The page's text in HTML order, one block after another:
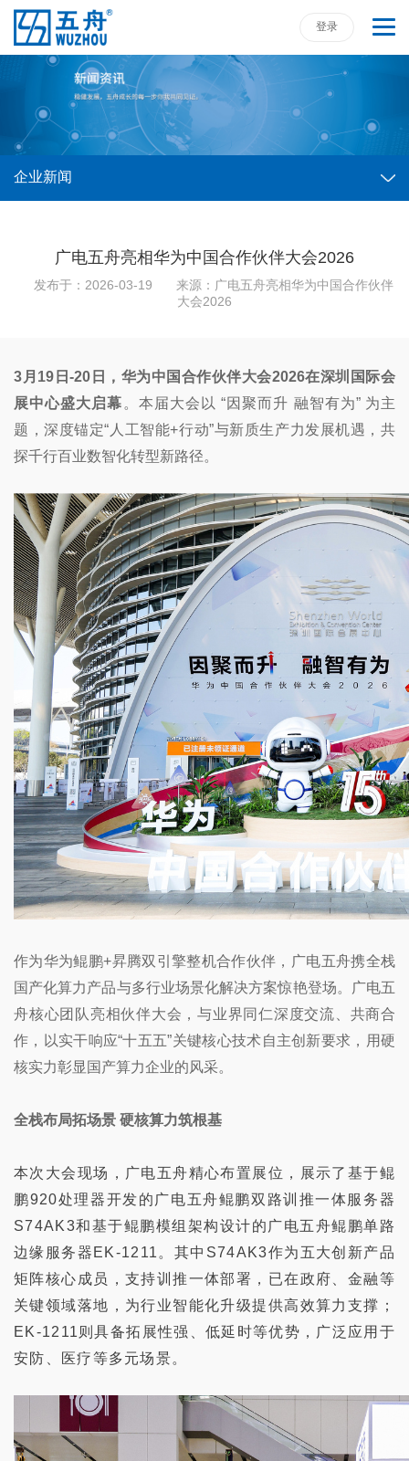
登录
企业新闻
广电五舟亮相华为中国合作伙伴大会2026
发布于：2026-03-19 来源： 广电五舟亮相华为中国合作伙伴
大会2026
3月19日-20日，华为中国合作伙伴大会2026在深圳国际会
展中心盛大启幕。本届大会以 “因聚而升 融智有为” 为主
题，深度锚定“人工智能+行动”与新质生产力发展机遇，共
探千行百业数智化转型新路径。
作为华为鲲鹏+昇腾双引擎整机合作伙伴，广电五舟携全栈
国产化算力产品与多行业场景化解决方案惊艳登场。 广电五
舟核心团队亮相伙伴大会，与业界同仁深度交流、共商合
作， 以实干响应“十五五”关键核心技术自主创新要求，用硬
核实力彰显国产算力企业的风采。
全栈布局拓场景 硬核算力筑根基
本次大会现场，广电五舟精心布置展位，展示了基于鲲
鹏920处理器开发的广电五舟鲲鹏双路训推一体服务器
S74AK3和基于鲲鹏模组架构设计的广电五舟鲲鹏单路
边缘服务器 EK-1211。 其中 S74AK3作为五大创新产品
矩阵核心成员，支持训推一体部署，已在政府、金融等
关键领域落地， 为行业智能化升级提供高效算力 支撑 ；
EK-1211则具备拓展性强、低延时等优势，广泛应用于
安防、医疗等多元场景。